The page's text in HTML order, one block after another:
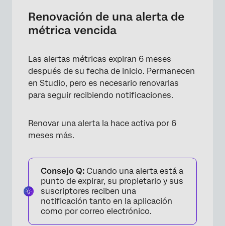
Renovación de una alerta de
métrica vencida
Las alertas métricas expiran 6 meses
después de su fecha de inicio. Permanecen
en Studio, pero es necesario renovarlas
para seguir recibiendo notificaciones.
Renovar una alerta la hace activa por 6
meses más.
Consejo Q: Cuando una alerta está a
punto de expirar, su propietario y sus
suscriptores reciben una
notificación tanto en la aplicación
como por correo electrónico.